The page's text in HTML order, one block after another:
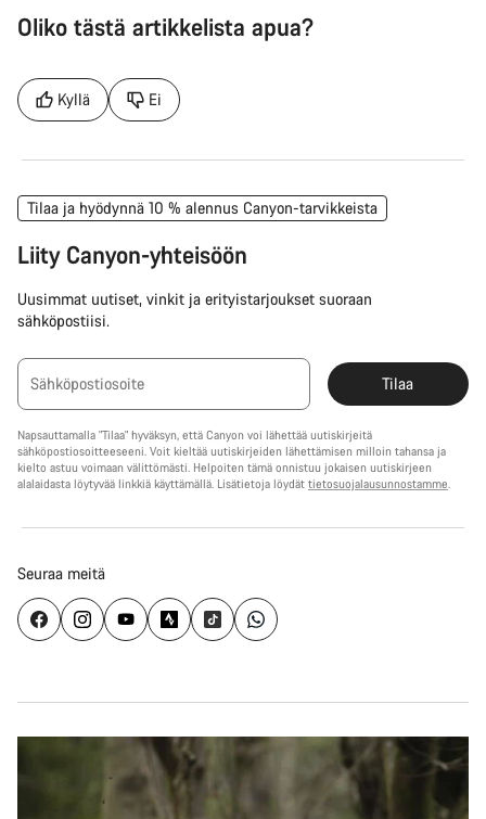
Oliko tästä artikkelista apua?
Kyllä Ei
Tilaa ja hyödynnä 10 % alennus Canyon-tarvikkeista
Liity Canyon-yhteisöön
Uusimmat uutiset, vinkit ja erityistarjoukset suoraan
sähköpostiisi.
Sähköpostiosoite Tilaa
Napsauttamalla "Tilaa" hyväksyn, että Canyon voi lähettää uutiskirjeitä
sähköpostiosoitteeseeni. Voit kieltää uutiskirjeiden lähettämisen milloin tahansa ja
kielto astuu voimaan välittömästi. Helpoiten tämä onnistuu jokaisen uutiskirjeen
alalaidasta löytyvää linkkiä käyttämällä. Lisätietoja löydät tietosuojalausunnostamme.
Seuraa meitä